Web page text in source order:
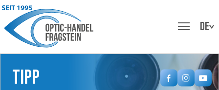
DE
Tipp